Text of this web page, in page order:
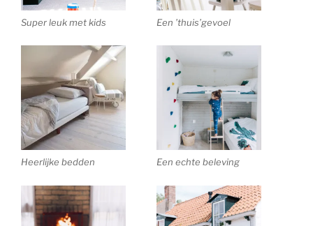
Super leuk met kids Een ’thuis’gevoel
Heerlijke bedden Een echte beleving